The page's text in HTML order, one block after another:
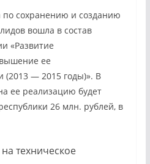
по сохранению и созданию
вошла в состав
«Развитие
ее
(2013 — 2015 годы)». В
ее реализацию будет
26 млн. рублей, в
техническое